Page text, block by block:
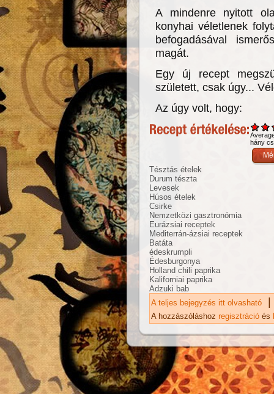
A mindenre nyitott
konyhai véletlenek
befogadásával
magát.
Egy új recept
született, csak úgy...
Az úgy volt, hogy:
hány
Tésztás ételek
Durum tészta
Levesek
Húsos ételek
Csirke
Nemzetközi gasztronómia
Eurázsiai receptek
Mediterrán-ázsiai receptek
Batáta
édeskrumpli
Édesburgonya
Holland chili paprika
Kaliforniai paprika
Adzuki bab
A teljes bejegyzés itt olvasható
|
A hozzászóláshoz regisztráció és